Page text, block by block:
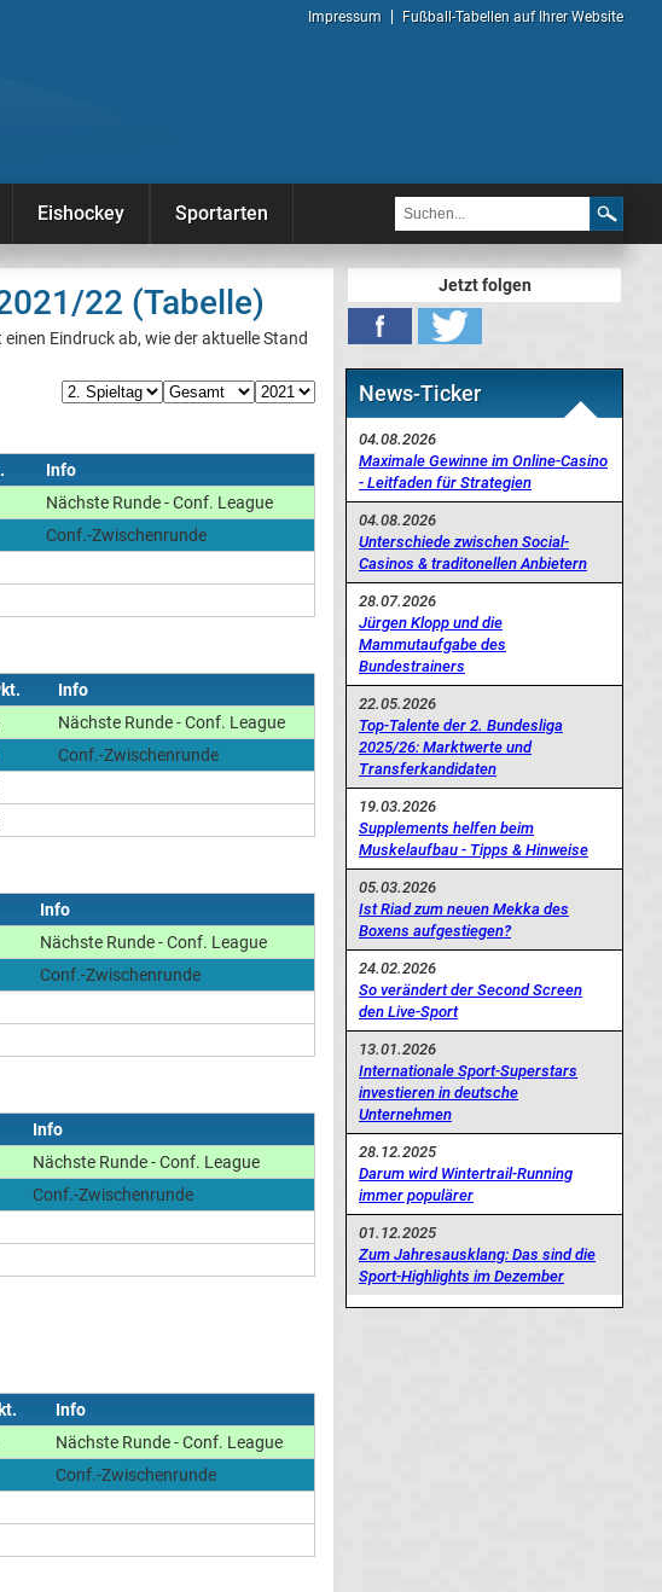
Impressum Fußball-Tabellen auf Ihrer Website
Eishockey Sportarten
22 (Tabelle)
einen Eindruck ab, wie der aktuelle Stand
Info
Nächste Runde - Conf. League
Conf.-Zwischenrunde
Info
Nächste Runde - Conf. League
Conf.-Zwischenrunde
Info
Nächste Runde - Conf. League
Conf.-Zwischenrunde
Info
Nächste Runde - Conf. League
Conf.-Zwischenrunde
Info
Nächste Runde - Conf. League
Conf.-Zwischenrunde
Jetzt folgen
News-Ticker
04.08.2026
Maximale Gewinne im Online-Casino
- Leitfaden für Strategien
04.08.2026
Unterschiede zwischen Social-
Casinos & traditonellen Anbietern
28.07.2026
Jürgen Klopp und die
Mammutaufgabe des
Bundestrainers
22.05.2026
Top-Talente der 2. Bundesliga
2025/26: Marktwerte und
Transferkandidaten
19.03.2026
Supplements helfen beim
Muskelaufbau - Tipps & Hinweise
05.03.2026
Ist Riad zum neuen Mekka des
Boxens aufgestiegen?
24.02.2026
So verändert der Second Screen
den Live-Sport
13.01.2026
Internationale Sport-Superstars
investieren in deutsche
Unternehmen
28.12.2025
Darum wird Wintertrail-Running
immer populärer
01.12.2025
Zum Jahresausklang: Das sind die
Sport-Highlights im Dezember